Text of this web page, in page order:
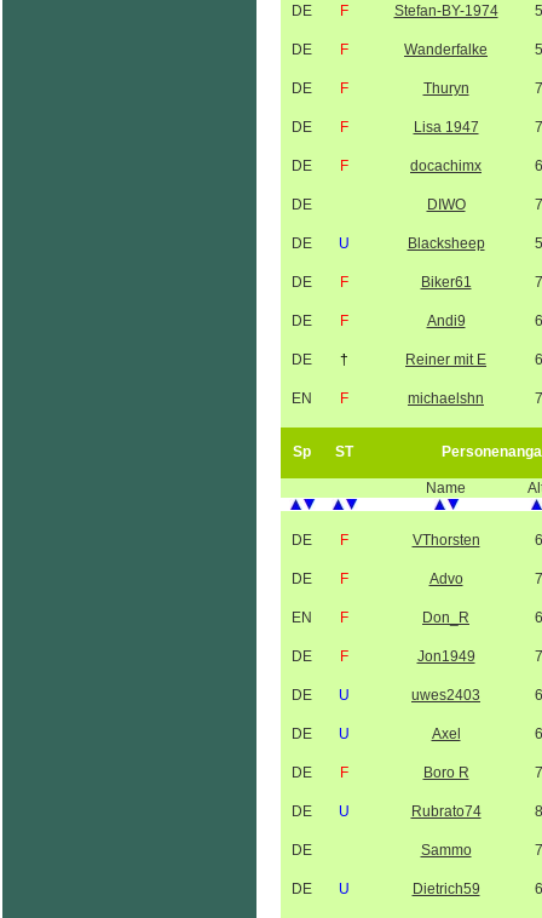
DE F Stefan-BY-1974
DE F Wanderfalke
DE F Thuryn
DE F Lisa 1947
DE F docachimx
DE DIWO
DE U Blacksheep
DE F Biker61
DE F Andi9
DE † Reiner mit E
EN F michaelshn
Sp ST
Name
DE F VThorsten
DE F Advo
EN F Don_R
DE F Jon1949
DE U uwes2403
DE U Axel
DE F Boro R
DE U Rubrato74
DE Sammo
DE U Dietrich59